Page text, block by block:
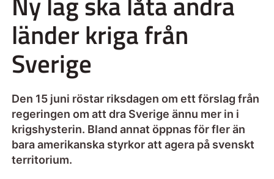
länder kriga från
Sverige
Den 15 juni röstar riksdagen om ett förslag från
regeringen om att dra Sverige ännu mer in i
krigshysterin. Bland annat öppnas för fler än
bara amerikanska styrkor att agera på svenskt
territorium.